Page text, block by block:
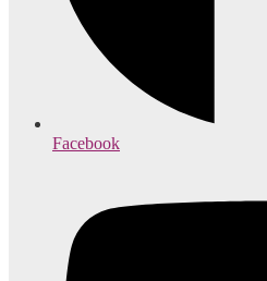
Facebook